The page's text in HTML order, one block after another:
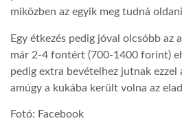
miközben az egyik meg tudná
Egy étkezés pedig jóval olcsóbb az
már 2-4 fontért (700-1400 forint)
pedig extra bevételhez jutnak ezzel
amúgy a kukába került volna az
Fotó: Facebook